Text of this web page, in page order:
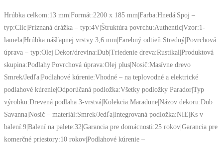
Hrúbka celkom:13 mm|Formát:2200 x 185 mm|Farba:Hnedá|Spoj –
typ:Clic|Priznaná drážka – typ:4V|Štruktúra povrchu:Authentic|Vzor:1-
lamela|Hrúbka nášľapnej vrstvy:3,6 mm|Farebný odtieň:Stredný|Povrchová
úprava – typ:Olej|Dekor/drevina:Dub|Triedenie dreva:Rustikal|Produktová
skupina:Podlahy|Povrchová úprava:Olej plus|Nosič:Masívne drevo
Smrek/Jedľa|Podlahové kúrenie:Vhodné – na teplovodné a elektrické
podlahové kúrenie|Odporúčaná podložka:Všetky podložky Parador|Typ
výrobku:Drevená podlaha 3-vrstvá|Kolekcia:Maradune|Názov dekoru:Dub
Savanna|Nosič – materiál:Smrek/Jedľa|Integrovaná podložka:NIE|Ks v
balení:9|Balení na palete:32|Garancia pre domácnosti:25 rokov|Garancia pre
komerčné priestory:10 rokov|Podlahové kúrenie –